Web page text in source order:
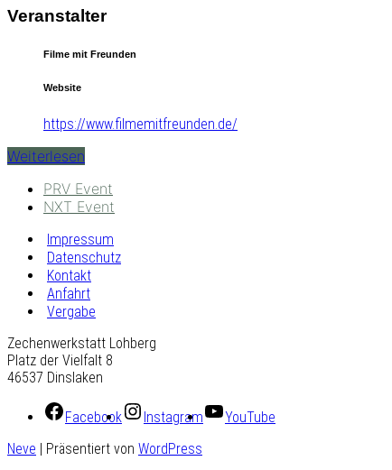
Veranstalter
Filme mit Freunden
Website
https://www.filmemitfreunden.de/
Weiterlesen
PRV Event
NXT Event
Impressum
Datenschutz
Kontakt
Anfahrt
Vergabe
Zechenwerkstatt Lohberg
Platz der Vielfalt 8
46537 Dinslaken
Facebook Instagram
YouTube
Neve | Präsentiert von WordPress